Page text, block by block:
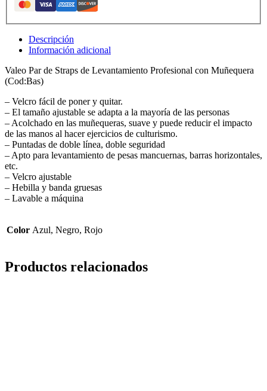
Descripción
Información adicional
Valeo Par de Straps de Levantamiento Profesional con Muñequera
(Cod:Bas)
– Velcro fácil de poner y quitar.
– El tamaño ajustable se adapta a la mayoría de las personas
– Acolchado en las muñequeras, suave y puede reducir el impacto
de las manos al hacer ejercicios de culturismo.
– Puntadas de doble línea, doble seguridad
– Apto para levantamiento de pesas mancuernas, barras horizontales,
etc.
– Velcro ajustable
– Hebilla y banda gruesas
– Lavable a máquina
Color Azul, Negro, Rojo
Productos relacionados